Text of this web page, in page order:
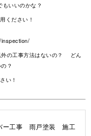
いいのかな？
ください！
外の工事方法はないの？ どん
？
い！
ー工事 雨戸塗装 施工